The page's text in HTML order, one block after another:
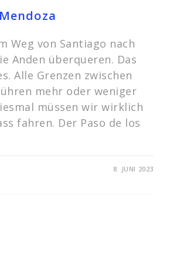
Weg von Santiago nach
Anden überqueren. Das
Alle Grenzen zwischen
mehr oder weniger
müssen wir wirklich
fahren. Der Paso de los
8. JUNI 2023